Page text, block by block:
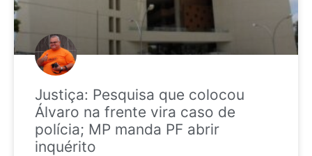
Justiça: Pesquisa que colocou
Álvaro na frente vira caso de
polícia; MP manda PF abrir
inquérito